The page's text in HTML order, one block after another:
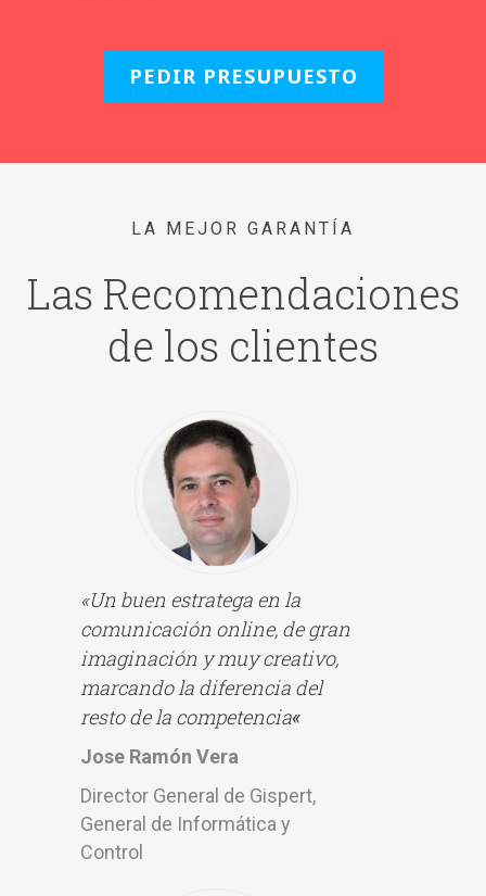
PEDIR PRESUPUESTO
LA MEJOR GARANTÍA
Las Recomendaciones
de los clientes
«Un buen estratega en la
comunicación online, de gran
imaginación y muy creativo,
marcando la diferencia del
resto de la competencia«
Jose Ramón Vera
Director General de Gispert,
General de Informática y
Control